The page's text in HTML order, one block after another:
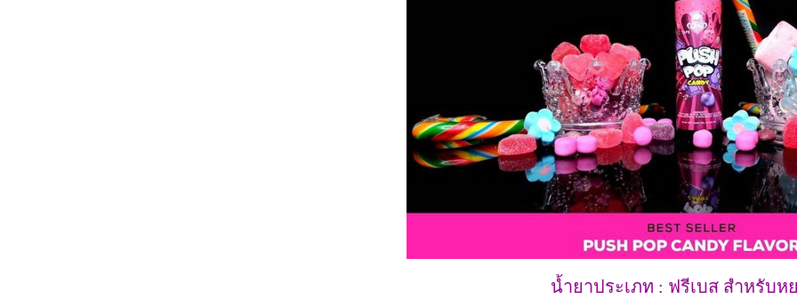
น้ำยาประเภท : ฟรีเบส สำหรับห